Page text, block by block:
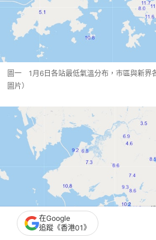
圖一 1月6日各站最低氣溫分布，市區與新界
圖片）
在Google
追蹤《香港01》